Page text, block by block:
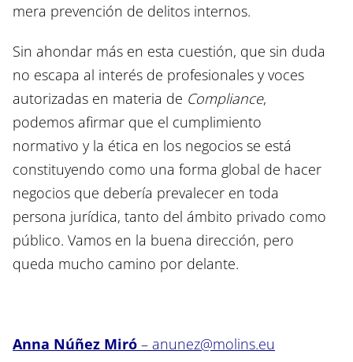
mera prevención de delitos internos.
Sin ahondar más en esta cuestión, que sin duda
no escapa al interés de profesionales y voces
autorizadas en materia de Compliance,
podemos afirmar que el cumplimiento
normativo y la ética en los negocios se está
constituyendo como una forma global de hacer
negocios que debería prevalecer en toda
persona jurídica, tanto del ámbito privado como
público. Vamos en la buena dirección, pero
queda mucho camino por delante.
Anna Núñez Miró – anunez@molins.eu